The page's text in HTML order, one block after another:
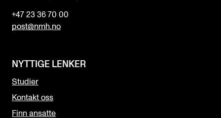
+47 23 36 70 00
post@nmh.no
NYTTIGE LENKER
Studier
Kontakt oss
Finn ansatte